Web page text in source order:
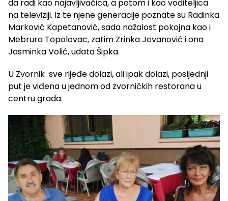
da radi kao najavljivačica, a potom i kao voditeljica
na televiziji. Iz te njene generacije poznate su Radinka
Marković Kapetanović, sada nažalost pokojna kao i
Mebrura Topolovac, zatim Zrinka Jovanović i ona
Jasminka Volić, udata Šipka.
U Zvornik sve rijeđe dolazi, ali ipak dolazi, posljednji
put je viđena u jednom od zvorničkih restorana u
centru grada.